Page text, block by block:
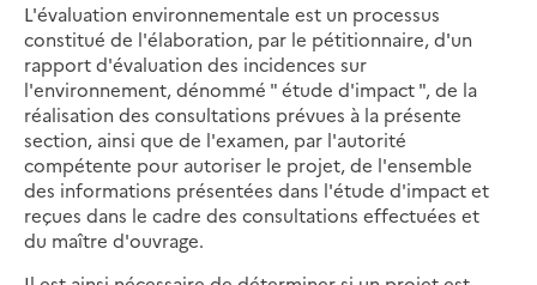
L'évaluation environnementale est un processus
constitué de l'élaboration, par le pétitionnaire, d'un
rapport d'évaluation des incidences sur
l'environnement, dénommé " étude d'impact ", de la
réalisation des consultations prévues à la présente
section, ainsi que de l'examen, par l'autorité
compétente pour autoriser le projet, de l'ensemble
des informations présentées dans l'étude d'impact et
reçues dans le cadre des consultations effectuées et
du maître d'ouvrage.